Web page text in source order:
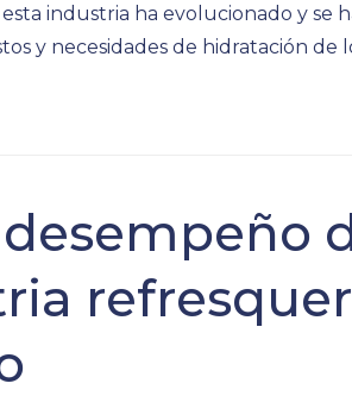
industria ha evolucionado y se
y necesidades de hidratación de